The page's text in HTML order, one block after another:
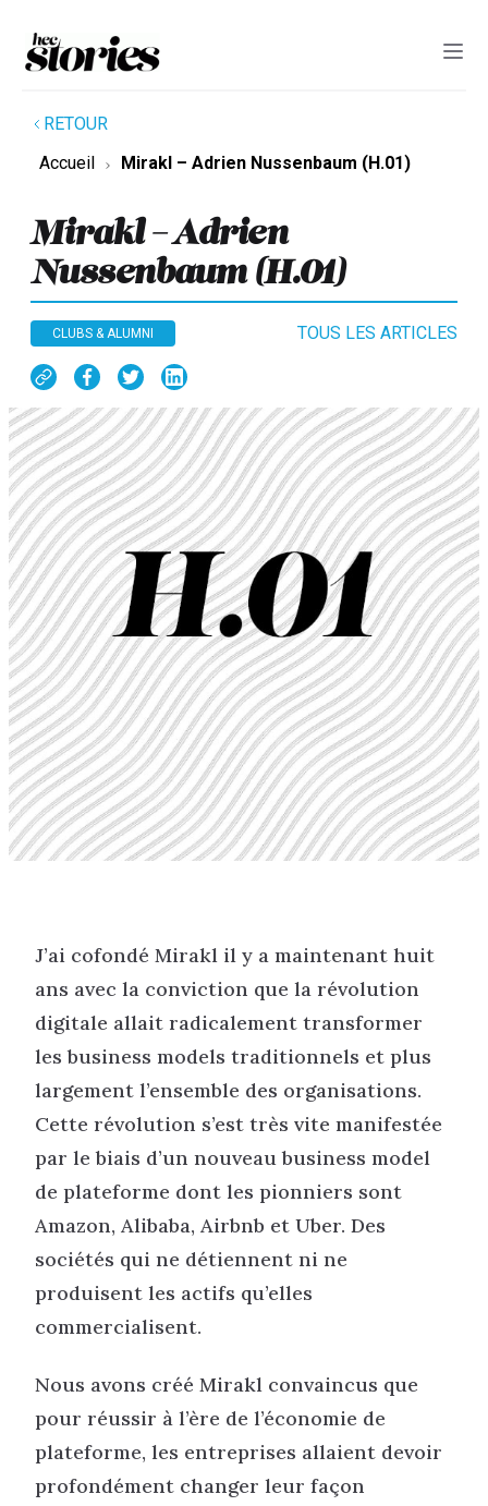
RETOUR
Accueil
Mirakl – Adrien Nussenbaum (H.01)
Mirakl – Adrien
Nussenbaum (H.01)
CLUBS & ALUMNI TOUS LES ARTICLES
J’ai cofondé Mirakl il y a maintenant huit
ans avec la conviction que la révolution
digitale allait radicalement transformer
les business models traditionnels et plus
largement l’ensemble des organisations.
Cette révolution s’est très vite manifestée
par le biais d’un nouveau business model
de plateforme dont les pionniers sont
Amazon, Alibaba, Airbnb et Uber. Des
sociétés qui ne détiennent ni ne
produisent les actifs qu’elles
commercialisent.
Nous avons créé Mirakl convaincus que
pour réussir à l’ère de l’économie de
plateforme, les entreprises allaient devoir
profondément changer leur façon